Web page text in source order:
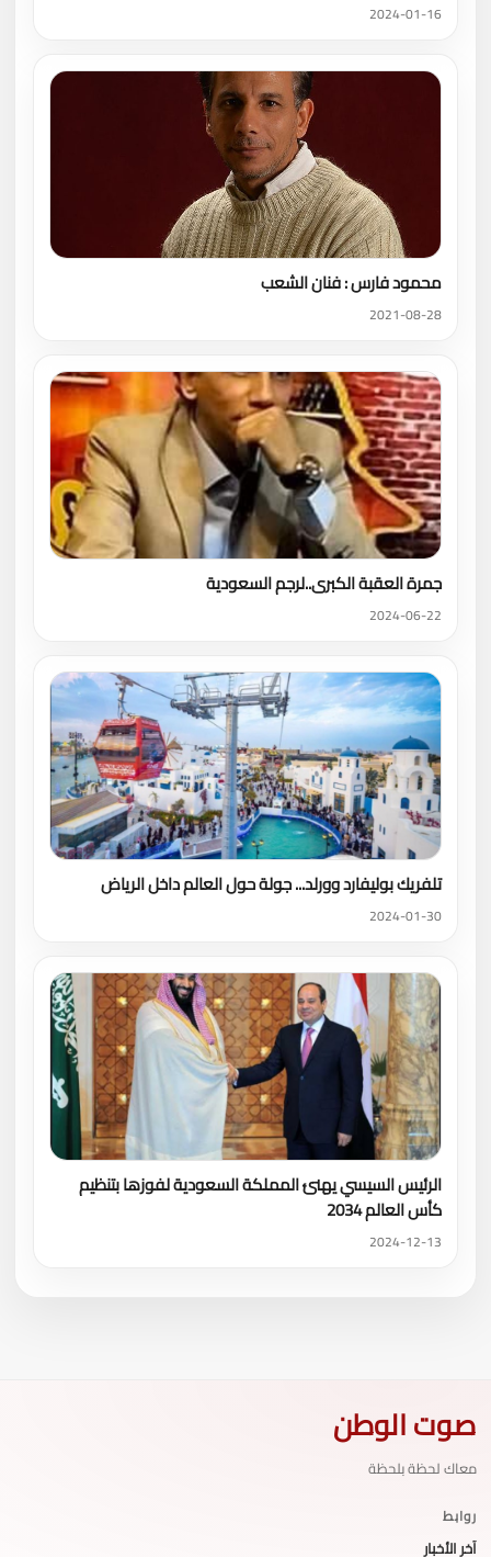
2024-01-16
محمود فارس : فنان الشعب
2021-08-28
جمرة العقبة الكبرى..لرجم السعودية
2024-06-22
تلفريك بوليفارد وورلد... جولة حول العالم داخل الرياض
2024-01-30
الرئيس السيسي يهنئ المملكة السعودية لفوزها بتنظيم
كأس العالم 2034
2024-12-13
صوت الوطن
معاك لحظة بلحظة
روابط
آخر الأخبار